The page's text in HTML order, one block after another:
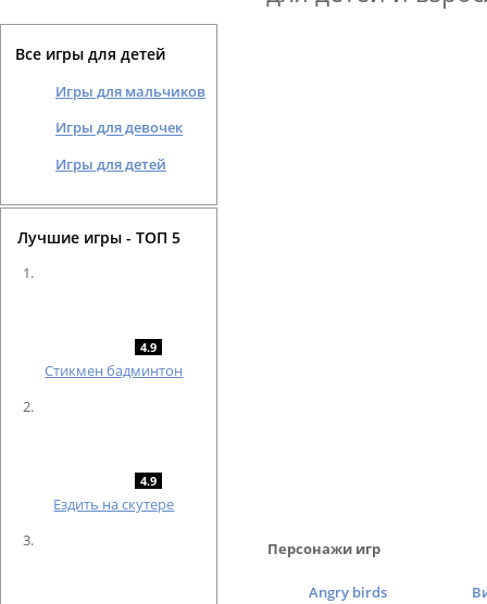
Все игры для детей
Игры для мальчиков
Игры для девочек
Игры для детей
Лучшие игры - ТОП 5
4.9
Cтикмен бадминтон
4.9
Ездить на скутере
Персонажи игр
Angry birds